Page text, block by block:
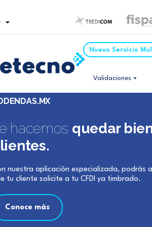
Nuevo Servicio
Validaciones
hacemos quedar
nuestra aplicación especializada, podrás
tu cliente solicite a tu CFDI ya timbrado.
Conoce más